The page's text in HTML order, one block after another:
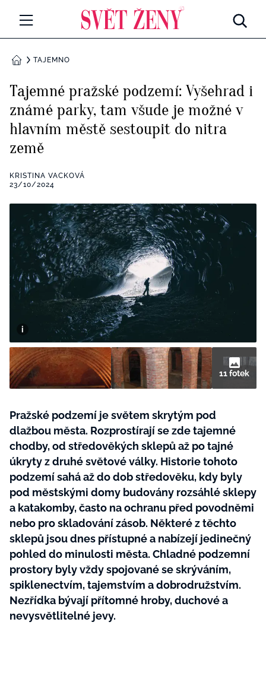
Všechny kategorie
Rozhovory
RETROHUBKY
PSYCHOLOGIE
Seberozvoj
ZDRAVÍ
Životní styl
ZÁBAVA
Všechny kategorie
Testy a kvízy
BYDLENÍ
Všechny kategorie
Tvoření
Rady a tipy
BurdaMedia
Extra
SVĚT ŽENY - 599 KČ
ROČNÍ PŘEDPLATNÉ SVĚT ŽENY +
SADA PRODUKTŮ MANA (10 ks)
DOMŮTAJEMNO
Tajemné pražské podzemí: Vyšehrad i
známé parky, tam všude je možné v
hlavním městě sestoupit do nitra
země
KRISTINA VACKOVÁ
23/10/2024
11 fotek
Pražské podzemí je světem skrytým pod
dlažbou města. Rozprostírají se zde tajemné
chodby, od středověkých sklepů až po tajné
úkryty z druhé světové války. Historie tohoto
podzemí sahá až do dob středověku, kdy byly
pod městskými domy budovány rozsáhlé sklepy
a katakomby, často na ochranu před povodněmi
nebo pro skladování zásob. Některé z těchto
sklepů jsou dnes přístupné a nabízejí jedinečný
pohled do minulosti města. Chladné podzemní
prostory byly vždy spojované se skrýváním,
spiklenectvím, tajemstvím a dobrodružstvím.
Nezřídka bývají přítomné hroby, duchové a
nevysvětlitelné jevy.